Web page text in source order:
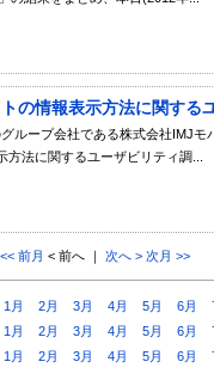
の情報表示方法に関する
ループ会社である株式会社IMJ
法に関するユーザビリティ調...
<< 前月 < 前へ ｜ 次へ > 次月 >>
1月 2月 3月 4月 5月 6月
1月 2月 3月 4月 5月 6月
1月 2月 3月 4月 5月 6月